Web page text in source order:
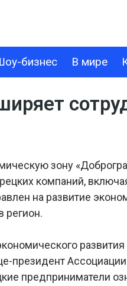
бизнес В мире
МИРЕ КУЛЬТУРА СПОРТ
зону
компаний,
на развитие
регион.
президент
предприниматели